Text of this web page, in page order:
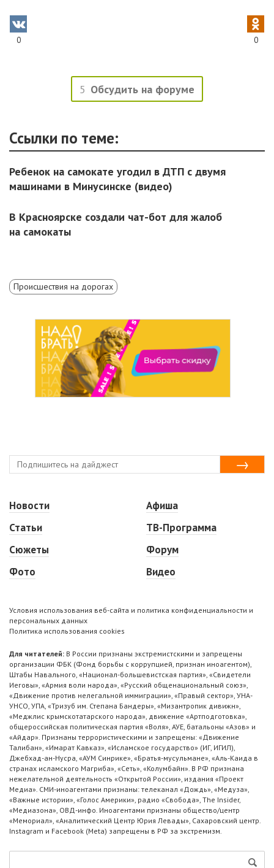
0 0
5 Обсудить на форуме
Ссылки по теме:
Ребенок на самокате угодил в ДТП с двумя
машинами в Минусинске (видео)
В Красноярске создали чат-бот для жалоб
на самокаты
Происшествия на дорогах
Новости
Статьи
Сюжеты
Фото
Афиша
ТВ-Программа
Форум
Видео
Условия использования веб-сайта и политика конфиденциальности и
персональных данных
Политика использования cookies
Для читателей: В России признаны экстремистскими и запрещены
организации ФБК (Фонд борьбы с коррупцией, признан иноагентом),
Штабы Навального, «Национал-большевистская партия», «Свидетели
Иеговы», «Армия воли народа», «Русский общенациональный союз»,
«Движение против нелегальной иммиграции», «Правый сектор», УНА-
УНСО, УПА, «Тризуб им. Степана Бандеры», «Мизантропик дивижн»,
«Меджлис крымскотатарского народа», движение «Артподготовка»,
общероссийская политическая партия «Воля», АУЕ, батальоны «Азов» и
«Айдар». Признаны террористическими и запрещены: «Движение
Талибан», «Имарат Кавказ», «Исламское государство» (ИГ, ИГИЛ),
Джебхад-ан-Нусра, «АУМ Синрике», «Братья-мусульмане», «Аль-Каида в
странах исламского Магриба», «Сеть», «Колумбайн». В РФ признана
нежелательной деятельность «Открытой России», издания «Проект
Медиа». СМИ-иноагентами признаны: телеканал «Дождь», «Медуза»,
«Важные истории», «Голос Америки», радио «Свобода», The Insider,
«Медиазона», ОВД-инфо. Иноагентами признаны общество/центр
«Мемориал», «Аналитический Центр Юрия Левады», Сахаровский центр.
Instagram и Facebook (Metа) запрещены в РФ за экстремизм.